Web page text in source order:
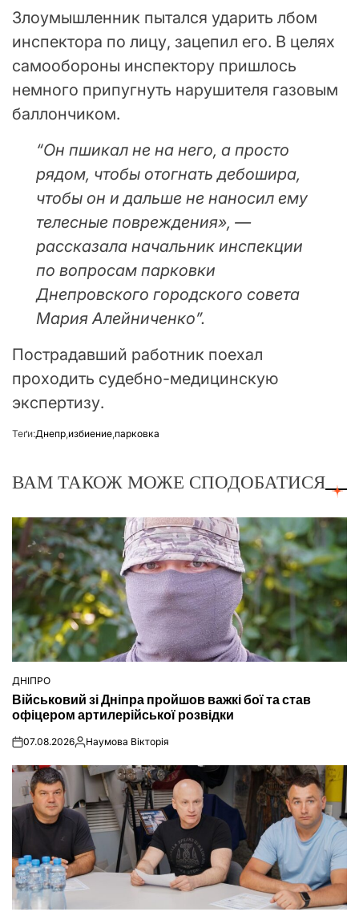
Злоумышленник пытался ударить лбом
инспектора по лицу, зацепил его. В целях
самообороны инспектору пришлось
немного припугнуть нарушителя газовым
баллончиком.
“Он пшикал не на него, а просто
рядом, чтобы отогнать дебошира,
чтобы он и дальше не наносил ему
телесные повреждения», —
рассказала начальник инспекции
по вопросам парковки
Днепровского городского совета
Мария Алейниченко”.
Пострадавший работник поехал
проходить судебно-медицинскую
экспертизу.
Теґи:Днепр,избиение,парковка
ВАМ ТАКОЖ МОЖЕ СПОДОБАТИСЯ
ОПУБЛІКУВАТИ
У
ДНІПРО
Військовий зі Дніпра пройшов важкі бої та став
офіцером артилерійської розвідки
on07.08.2026Опубліковано
Наумова Вікторія